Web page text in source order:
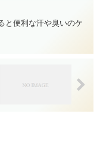
と便利な汗や臭いのケ